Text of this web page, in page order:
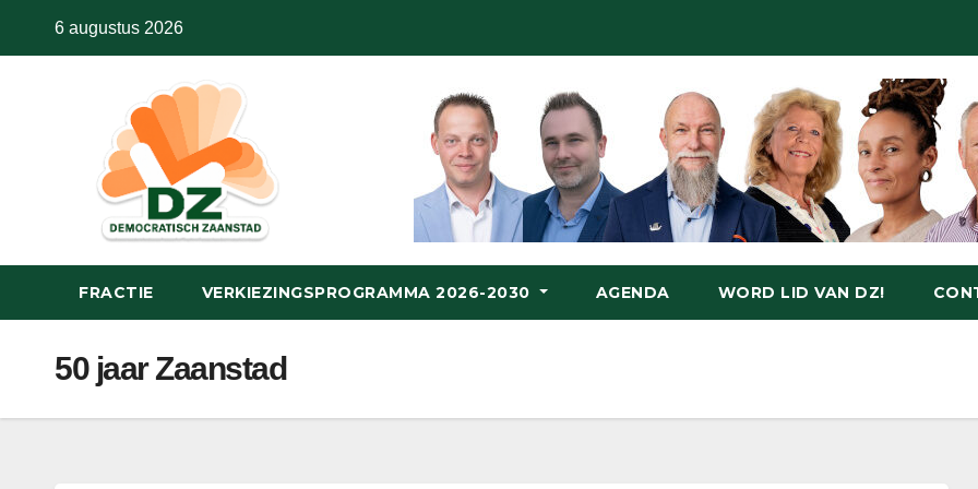
6 augustus 2026
FRACTIE VERKIEZINGSPROGRAMMA 2026-2030 AGENDA WORD LID VAN DZ!
50 jaar Zaanstad